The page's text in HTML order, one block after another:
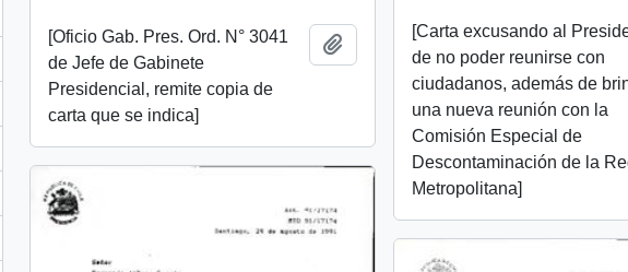
[Oficio Gab. Pres. Ord. N° 3041
de Jefe de Gabinete
Presidencial, remite copia de
carta que se indica]
Añadir al portapapeles
[Carta excusando al
de no poder reunirse con
ciudadanos, además de
una nueva reunión con la
Comisión Especial de
Descontaminación de la
Metropolitana]